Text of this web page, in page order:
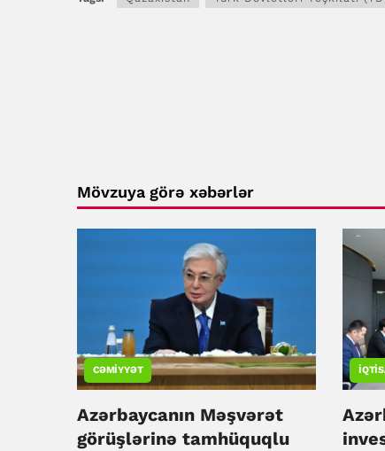
Mövzuya görə xəbərlər
CƏMIYYƏT
Azərbaycanın Məşvərət
görüşlərinə tamhüquqlu